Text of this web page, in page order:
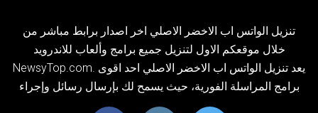
تنزيل الواتس اب الاخضر الاصلي اخر اصدار برابط مباشر من
خلال موقعكم الاول لتنزيل جميع برامج وألعاب للاندرويد
NewsyTop.com. يعد تنزيل الواتس اب الاخضر الاصلي احد اقوى
برامج المراسلة الفورية، حيث يسمح لك بإرسال رسائل وإجراء